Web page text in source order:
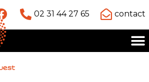
02 31 44 27 65 contact